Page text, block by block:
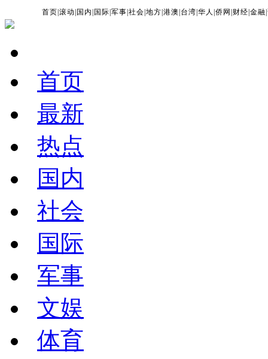
首页 |滚动 国内 国际 |军事 |社会 |地方 |港澳 台湾 |华人 |侨网 财经 |金融 |
首页
最新
热点
国内
社会
国际
军事
文娱
体育